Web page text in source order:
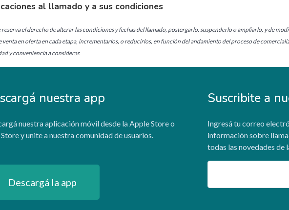
al llamado y a sus condiciones
reserva el derecho de alterar las condiciones y fechas del llamado, postergarlo, suspenderlo o ampliarlo, y de
venta en oferta en cada etapa, incrementarlos, o reducirlos, en función del andamiento del proceso de
y conveniencia a considerar.
nuestra app
nuestra aplicación móvil desde la Apple Store o
y unite a nuestra comunidad de usuarios.
Descargá la app
Suscribite a
Ingresá tu correo
información sobre
todas las novedades de
Email